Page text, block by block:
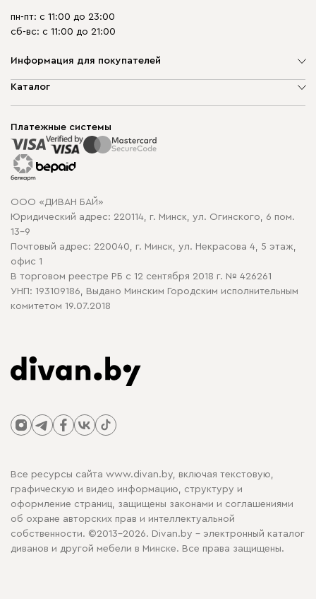
пн-пт: с 11:00 до 23:00
сб-вс: с 11:00 до 21:00
Информация для покупателей
О компании
Способы оплаты
Рассрочка и кредит
Гарантия
Карта сайта
Политика конфиденциальности
Политика в отношении обработки cookie
Каталог
Корпусная мебель
Распродажа мебели
Платежные системы
ООО «ДИВАН БАЙ»
Юридический адрес: 220114, г. Минск, ул. Огинского, 6 пом.
13-9
Почтовый адрес: 220040, г. Минск, ул. Некрасова 4, 5 этаж,
офис 1
В торговом реестре РБ с 12 сентября 2018 г. № 426261
УНП: 193109186, Выдано Минским Городским исполнительным
комитетом 19.07.2018
Все ресурсы сайта www.divan.by, включая текстовую,
графическую и видео информацию, структуру и
оформление страниц, защищены законами и соглашениями
об охране авторских прав и интеллектуальной
собственности. ©2013-2026. Divan.by - электронный каталог
диванов и другой мебели в Минске. Все права защищены.